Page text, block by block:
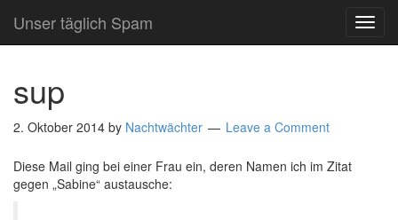
Unser täglich Spam
sup
2. Oktober 2014 by Nachtwächter Leave a Comment
Diese Mail ging bei einer Frau ein, deren Namen ich im Zitat
gegen „Sabine“ austausche: